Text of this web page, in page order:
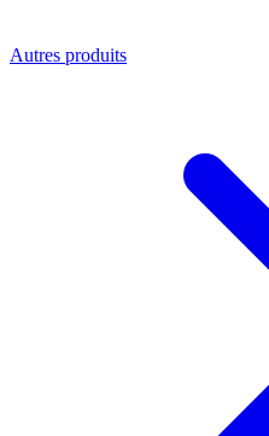
Autres produits